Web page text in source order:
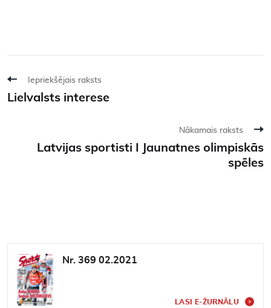
Iepriekšējais raksts
Lielvalsts interese
Nākamais raksts
Latvijas sportisti I Jaunatnes olimpiskās
spēles
Nr. 369 02.2021
LASI E-ŽURNĀLU